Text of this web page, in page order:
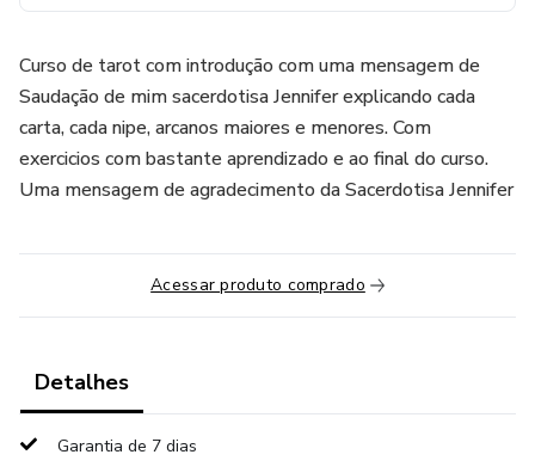
Curso de tarot com introdução com uma mensagem de
Saudação de mim sacerdotisa Jennifer explicando cada
carta, cada nipe, arcanos maiores e menores. Com
exercicios com bastante aprendizado e ao final do curso.
Uma mensagem de agradecimento da Sacerdotisa Jennifer
Acessar produto comprado
Detalhes
Garantia de 7 dias